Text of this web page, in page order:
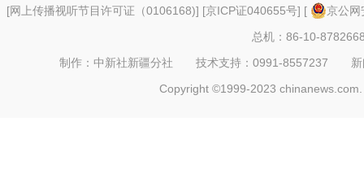
[网上传播视听节目许可证（0106168)] [京ICP证040655号] [
京公
总机：86-10-
制作：中新社新疆分社 技术支持：0991-8557237
Copyright ©1999-2023